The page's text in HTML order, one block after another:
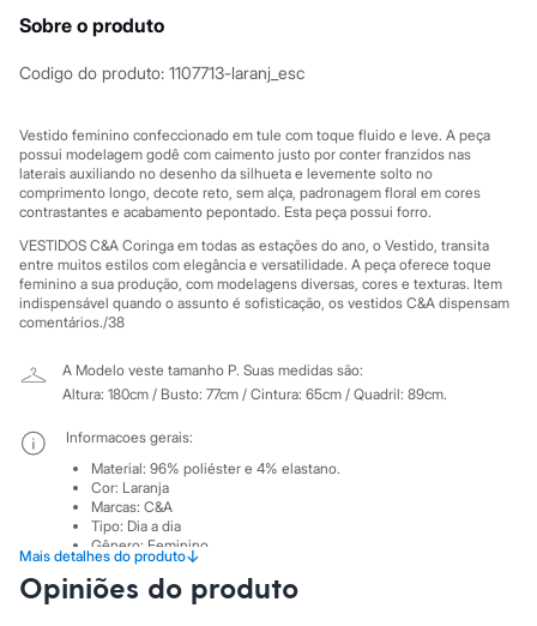
Relógios
Botas
Sandálias
Sapatilhas
Tênis
Marcas
City
Clock House
Mindset
Sawary
Yessica
Moda esportiva
Blusas
Calçados
Shorts e Bermudas
Tops
Moda íntima
Calcinhas
Cintas e Modeladores
Meias
Pijamas
Sutiãs e Tops
Moda praia
Sobre o produto
Codigo do produto: 1107713-laranj_esc
Vestido feminino confeccionado em tule com toque fluido e leve. A peça
possui modelagem godê com caimento justo por conter franzidos nas
laterais auxiliando no desenho da silhueta e levemente solto no
comprimento longo, decote reto, sem alça, padronagem floral em cores
contrastantes e acabamento pepontado. Esta peça possui forro.
VESTIDOS C&A Coringa em todas as estações do ano, o Vestido, transita
entre muitos estilos com elegância e versatilidade. A peça oferece toque
feminino a sua produção, com modelagens diversas, cores e texturas. Item
indispensável quando o assunto é sofisticação, os vestidos C&A dispensam
comentários./38
A Modelo veste tamanho P. Suas medidas são:
Altura: 180cm / Busto: 77cm / Cintura: 65cm / Quadril: 89cm.
Mais detalhes do produto↓
Informacoes gerais:
Material: 96% poliéster e 4% elastano.
Cor: Laranja
Marcas: C&A
Tipo: Dia a dia
Gênero: Feminino
Cuidados com a peca:
Opiniões do produto